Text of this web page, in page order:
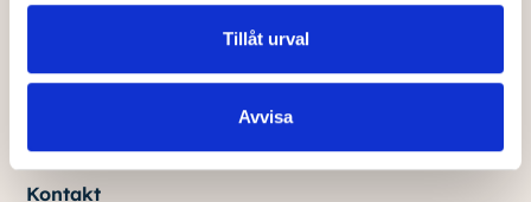
Tillåt urval
Avvisa
Post- & Besöksadress
871 34 Härnösand
Kontakt